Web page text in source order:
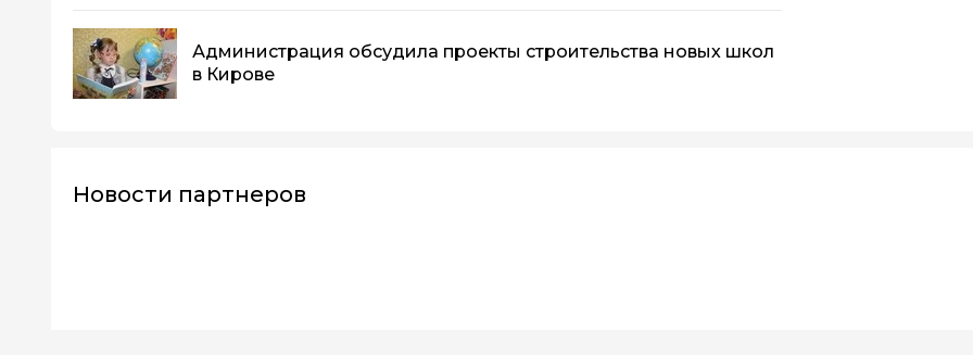
Администрация обсудила проекты строительства новых школ
в Кирове
Новости партнеров